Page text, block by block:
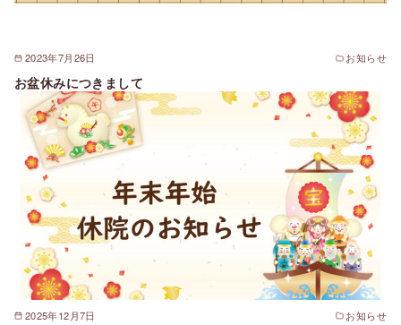
2023年7月26日 お知らせ
お盆休みにつきまして
2025年12月7日 お知らせ